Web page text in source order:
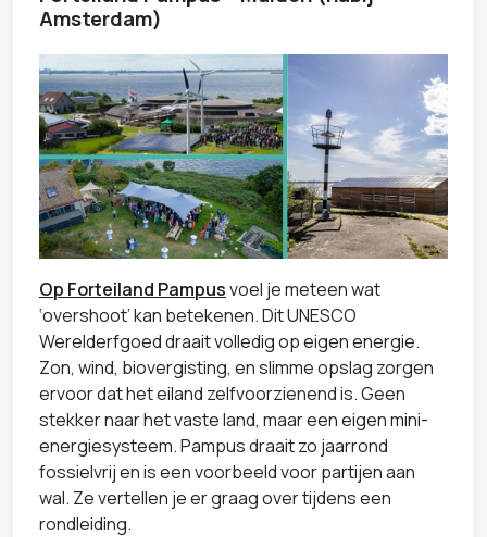
Amsterdam)
Op Forteiland Pampusvoel je meteen wat
‘overshoot’ kan betekenen. Dit UNESCO
Werelderfgoed draait volledig op eigen energie.
Zon, wind, biovergisting, en slimme opslag zorgen
ervoor dat het eiland zelfvoorzienend is. Geen
stekker naar het vaste land, maar een eigen mini-
energiesysteem. Pampus draait zo jaarrond
fossielvrij en is een voorbeeld voor partijen aan
wal. Ze vertellen je er graag over tijdens een
rondleiding.